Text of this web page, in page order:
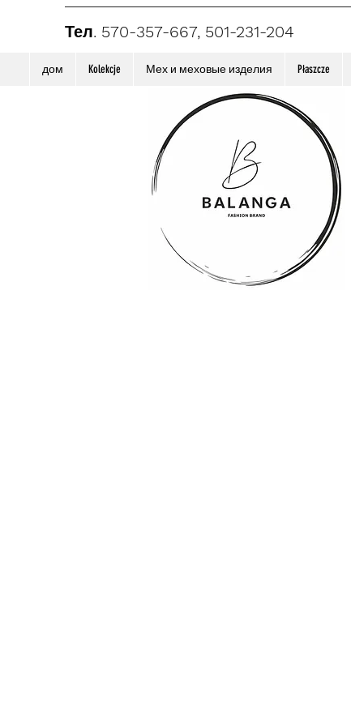
Тел. 570-357-667, 501-231-204
дом Kolekcje Мех и меховые изделия Płaszcze